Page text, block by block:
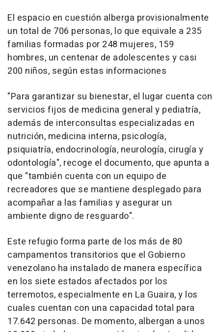
El espacio en cuestión alberga provisionalmente
un total de 706 personas, lo que equivale a 235
familias formadas por 248 mujeres, 159
hombres, un centenar de adolescentes y casi
200 niños, según estas informaciones
"Para garantizar su bienestar, el lugar cuenta con
servicios fijos de medicina general y pediatría,
además de interconsultas especializadas en
nutrición, medicina interna, psicología,
psiquiatría, endocrinología, neurología, cirugía y
odontología", recoge el documento, que apunta a
que "también cuenta con un equipo de
recreadores que se mantiene desplegado para
acompañar a las familias y asegurar un
ambiente digno de resguardo".
Este refugio forma parte de los más de 80
campamentos transitorios que el Gobierno
venezolano ha instalado de manera específica
en los siete estados afectados por los
terremotos, especialmente en La Guaira, y los
cuales cuentan con una capacidad total para
17.642 personas. De momento, albergan a unos